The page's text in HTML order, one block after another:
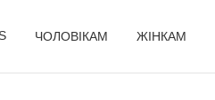
ЧОЛОВІКАМ ЖІНКАМ